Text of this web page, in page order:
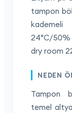
tampon
24°C/
dry room
NEDEN
Tampon
temel